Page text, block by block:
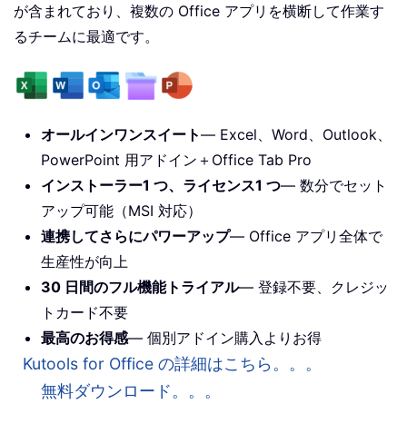
が含まれており、複数の Office アプリを横断して作業す
るチームに最適です。
オールインワンスイート— Excel、Word、Outlook、
PowerPoint 用アドイン＋Office Tab Pro
インストーラー1 つ、ライセンス1 つ— 数分でセット
アップ可能（MSI 対応）
連携してさらにパワーアップ— Office アプリ全体で
生産性が向上
30 日間のフル機能トライアル— 登録不要、クレジッ
トカード不要
最高のお得感— 個別アドイン購入よりお得
Kutools for Office の詳細はこちら。。。
無料ダウンロード。。。